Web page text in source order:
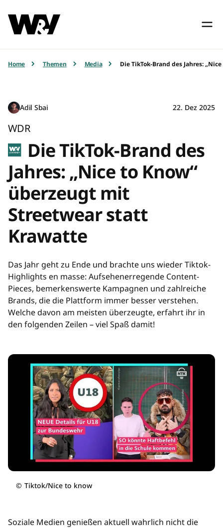
Home Themen Media Die TikTok-Brand des Jahres:
Adil Sbai 22. Dez 2025
WDR
Die TikTok-Brand des
Jahres: „Nice to Know“
überzeugt mit
Streetwear statt
Krawatte
Das Jahr geht zu Ende und brachte uns wieder Tiktok-
Highlights en masse: Aufsehenerregende Content-
Pieces, bemerkenswerte Kampagnen und zahlreiche
Brands, die die Plattform immer besser verstehen.
Welche davon am meisten überzeugte, erfahrt ihr in
den folgenden Zeilen – viel Spaß damit!
© Tiktok/Nice to know
Soziale Medien genießen aktuell wahrlich nicht die